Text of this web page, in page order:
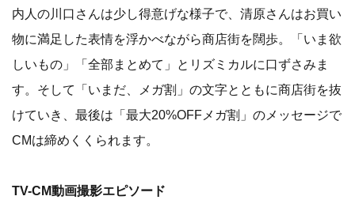
内人の川口さんは少し得意げな様子で、清原さんはお買い
物に満足した表情を浮かべながら商店街を闊歩。「いま欲
しいもの」「全部まとめて」とリズミカルに口ずさみま
す。そして「いまだ、メガ割」の文字とともに商店街を抜
けていき、最後は「最大20%OFFメガ割」のメッセージで
CMは締めくくられます。
TV-CM動画撮影エピソード